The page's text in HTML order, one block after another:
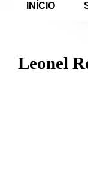
INÍCIO
Leonel